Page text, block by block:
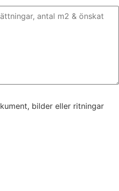
bilder eller ritningar